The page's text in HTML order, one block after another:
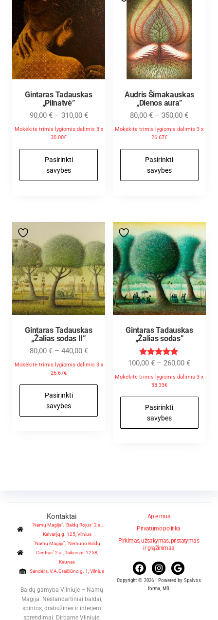
Gintaras Tadauskas
„Pilnatvė”
90,00 € – 310,00 €
Mokėkite trimis lygiomis dalimis 3 x
30.00€
Pasirinkti
savybes
Audris Šimakauskas
„Dienos aura”
80,00€ – 350,00€
Mokėkite trimis lygiomis dalimis 3 x
26.67€
Pasirinkti
savybes
Gintaras Tadauskas
„Žalias sodas II”
80,00 € – 440,00 €
Mokėkite trimis lygiomis dalimis 3 x
26.67€
Pasirinkti
savybes
Gintaras Tadauskas
„Žalias sodas”
Įvertinimas
5.00
iš 5
100,00€ – 260,00€
Mokėkite trimis lygiomis dalimis 3 x
33.33€
Pasirinkti
savybes
Kontaktai
"Namų Magija", "Baldų Rojus" 2 a.,
Kalvarijų g. 125, Vilnius
"Namų Magija", "Nemuno Baldų
Centras" 2 a., Taikos pr. 125B,
Kaunas
Sandėlis, V.A.Graičiūno g. 1, Vilnius
Baldų gamyba Vilniuje – Namų
Magija. Nestandartiniai baldai,
spintos, drabužinės ir interjero
sprendimai. Dirbame Vilniuje,
Apie mus
Privatumo politika
Pirkimas, užsakymas, pristatymas
ir grąžinimas
Copyright © 2026 | Powered by Spalvos
forma, MB